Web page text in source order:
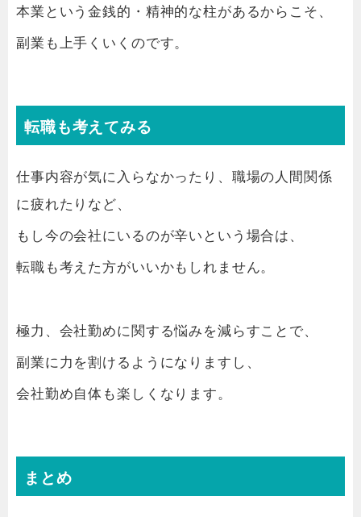
本業という金銭的・精神的な柱があるからこそ、
副業も上手くいくのです。
転職も考えてみる
仕事内容が気に入らなかったり、職場の人間関係
に疲れたりなど、
もし今の会社にいるのが辛いという場合は、
転職も考えた方がいいかもしれません。
極力、会社勤めに関する悩みを減らすことで、
副業に力を割けるようになりますし、
会社勤め自体も楽しくなります。
まとめ